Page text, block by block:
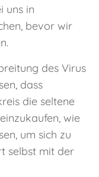
uns in
bevor wir
des Virus
dass
die seltene
wie
um sich zu
selbst mit der